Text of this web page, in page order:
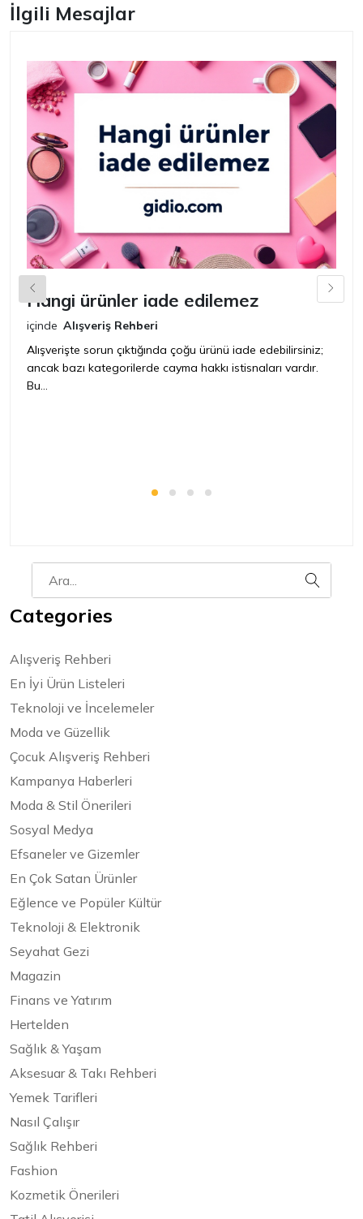
İlgili Mesajlar
Hangi ürünler iade edilemez
içinde Alışveriş Rehberi
Alışverişte sorun çıktığında çoğu ürünü iade edebilirsiniz;
ancak bazı kategorilerde cayma hakkı istisnaları vardır.
Bu...
Categories
Alışveriş Rehberi
En İyi Ürün Listeleri
Teknoloji ve İncelemeler
Moda ve Güzellik
Çocuk Alışveriş Rehberi
Kampanya Haberleri
Moda & Stil Önerileri
Sosyal Medya
Efsaneler ve Gizemler
En Çok Satan Ürünler
Eğlence ve Popüler Kültür
Teknoloji & Elektronik
Seyahat Gezi
Magazin
Finans ve Yatırım
Hertelden
Sağlık & Yaşam
Aksesuar & Takı Rehberi
Yemek Tarifleri
Nasıl Çalışır
Sağlık Rehberi
Fashion
Kozmetik Önerileri